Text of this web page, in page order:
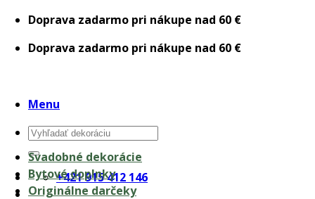
Skip
content
Doprava zadarmo pri nákupe nad 60 €
Doprava zadarmo pri nákupe nad 60 €
Menu
Hľadať:
+421 915 412 146
Svadobné dekorácie
Bytové doplnky
Originálne darčeky